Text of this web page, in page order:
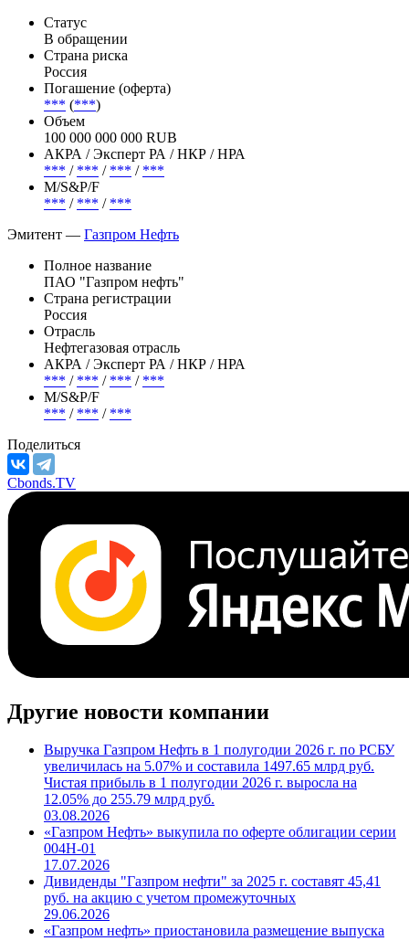
Статус
В обращении
Страна риска
Россия
Погашение (оферта)
*** (***)
Объем
100 000 000 000 RUB
АКРА / Эксперт РА / НКР / НРА
*** / *** / *** / ***
М/S&P/F
*** / *** / ***
Эмитент — Газпром Нефть
Полное название
ПАО "Газпром нефть"
Страна регистрации
Россия
Отрасль
Нефтегазовая отрасль
АКРА / Эксперт РА / НКР / НРА
*** / *** / *** / ***
М/S&P/F
*** / *** / ***
Поделиться
Cbonds.TV
Другие новости компании
Выручка Газпром Нефть в 1 полугодии 2026 г. по РСБУ
увеличилась на 5.07% и составила 1497.65 млрд руб.
Чистая прибыль в 1 полугодии 2026 г. выросла на
12.05% до 255.79 млрд руб.
03.08.2026
«Газпром Нефть» выкупила по оферте облигации серии
004Н-01
17.07.2026
Дивиденды "Газпром нефти" за 2025 г. составят 45,41
руб. на акцию с учетом промежуточных
29.06.2026
«Газпром нефть» приостановила размещение выпуска